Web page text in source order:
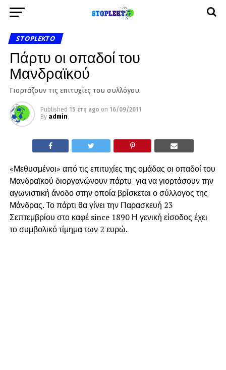
STOPLEKTO
Πάρτυ οι οπαδοί του
Μανδραϊκού
Γιορτάζουν τις επιτυχίες του συλλόγου.
Published 15 έτη ago on 16/09/2011
By admin
«Μεθυσμένοι» από τις επιτυχίες της ομάδας οι οπαδοί του
Μανδραϊκού διοργανώνουν πάρτυ για να γιορτάσουν την
αγωνιστική άνοδο στην οποία βρίσκεται ο σύλλογος της
Μάνδρας. Το πάρτι θα γίνει την Παρασκευή 23
Σεπτεμβρίου στο καφέ since 1890 Η γενική είσοδος έχει
το συμβολικό τίμημα των 2 ευρώ.